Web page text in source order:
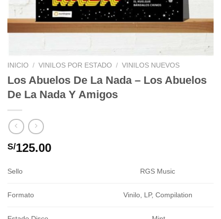
INICIO / VINILOS POR ESTADO / VINILOS NUEVOS
Los Abuelos De La Nada – Los Abuelos
De La Nada Y Amigos
S/125.00
Sello RGS Music
Formato Vinilo, LP, Compilation